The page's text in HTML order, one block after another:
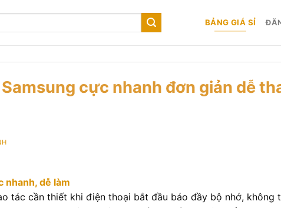
BẢNG GIÁ SỈ
cực nhanh đơn giản dễ
tác cần thiết khi điện thoại bắt đầu báo đầy bộ nhớ, không